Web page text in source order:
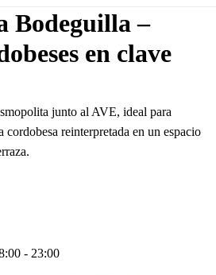
Bodeguilla –
en clave
junto al AVE, ideal para
cordobesa reinterpretada en un espacio
- 23:00